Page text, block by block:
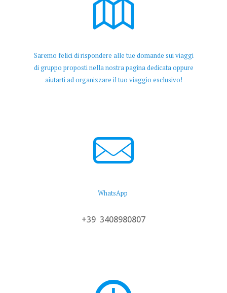
Saremo felici di rispondere alle tue domande sui viaggi
di gruppo proposti nella nostra pagina dedicata oppure
aiutarti ad organizzare il tuo viaggio esclusivo!
WhatsApp
+39 3408980807